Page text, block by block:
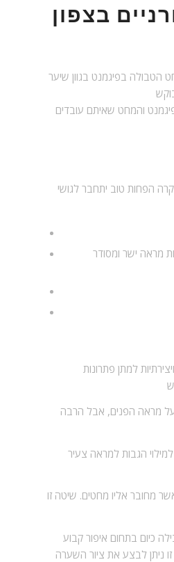
הטבולה בפיגמנט בגוון שיער
והמחט שאיתם עובדים
הפחות טוב יתחבר לגושי
מראה ישר ומסודר
למתן פתרונות
על מראה הפנים, אבל הרבה
הגבות למראה צעיר
מחובר אליו מחטים. שיטה זו
כיום בתחום איפור קבוע
ניתן לבצע את ציור השערה